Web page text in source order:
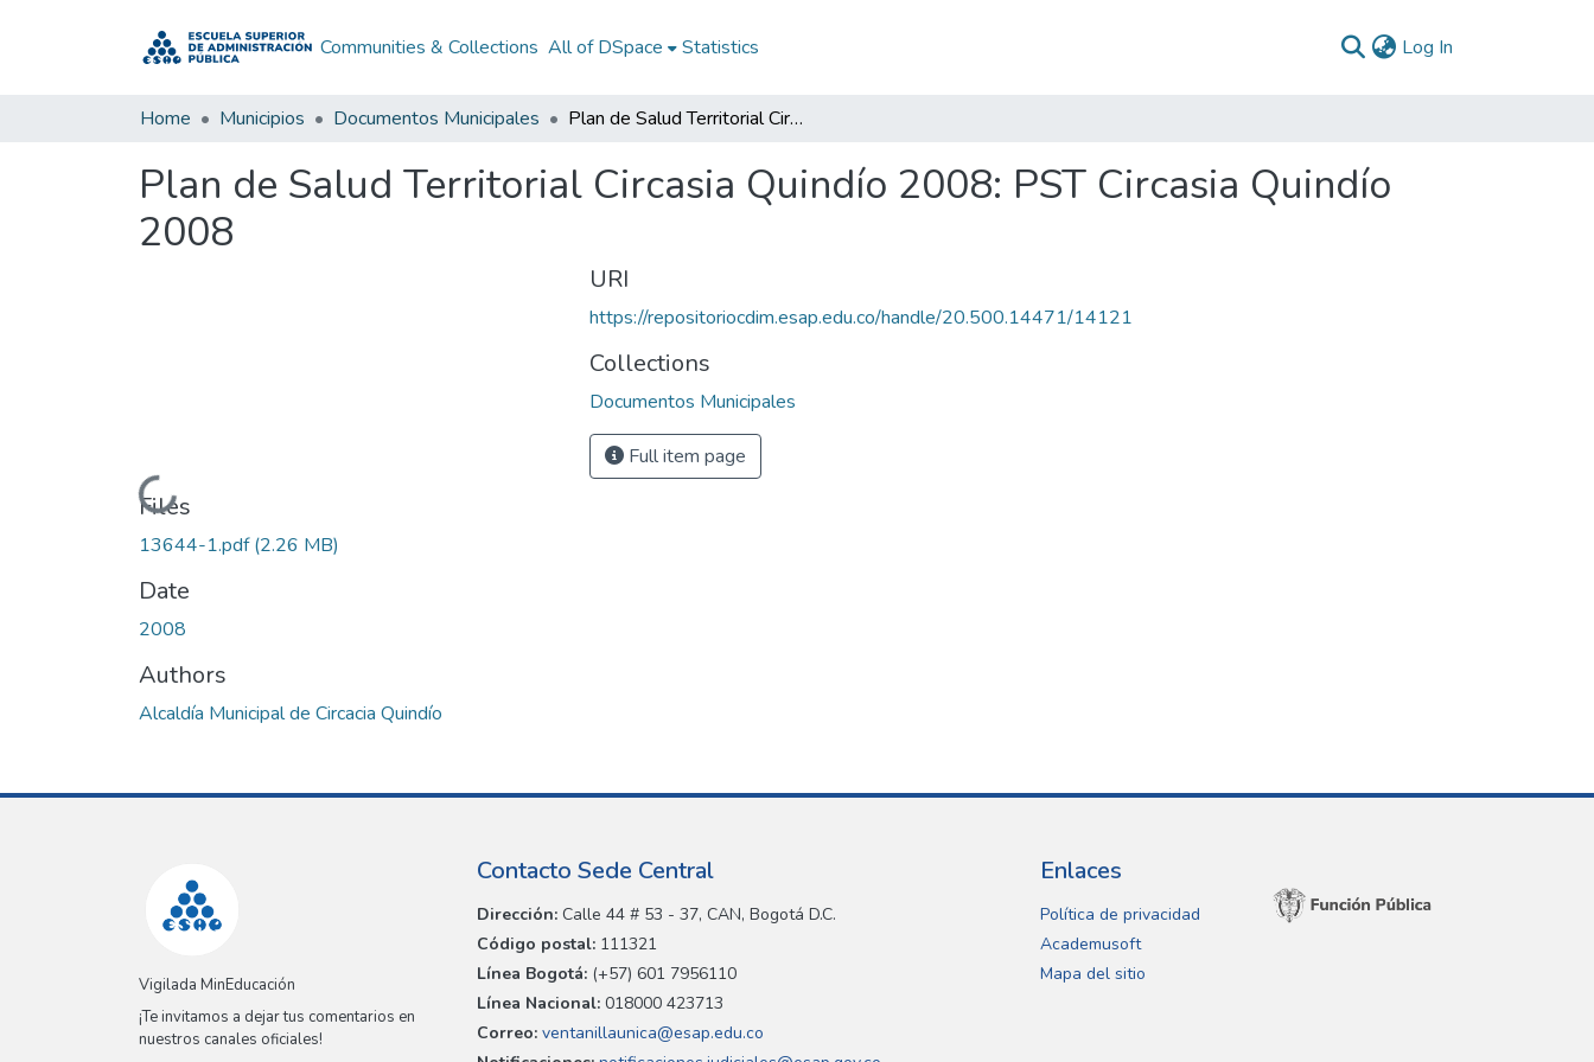
Communities & Collections All of DSpace Statistics Log In
Home Municipios Documentos Municipales Plan de Salud Territorial Circasia Quindío 2008: PST Circasia Quindío 2008
Plan de Salud Territorial Circasia Quindío 2008: PST Circasia Quindío
2008
Loading...
Files
13644-1.pdf(2.26 MB)
Date
2008
Authors
Alcaldía Municipal de Circacia Quindío
URI
https://repositoriocdim.esap.edu.co/handle/20.500.14471/14121
Collections
Documentos Municipales
Full item page
Vigilada MinEducación
¡Te invitamos a dejar tus comentarios en
nuestros canales oficiales!
Contacto Sede Central
Dirección: Calle 44 # 53 - 37, CAN, Bogotá D.C.
Código postal: 111321
Línea Bogotá: (+57) 601 7956110
Línea Nacional: 018000 423713
Correo: ventanillaunica@esap.edu.co
Enlaces
Política de privacidad
Academusoft
Mapa del sitio